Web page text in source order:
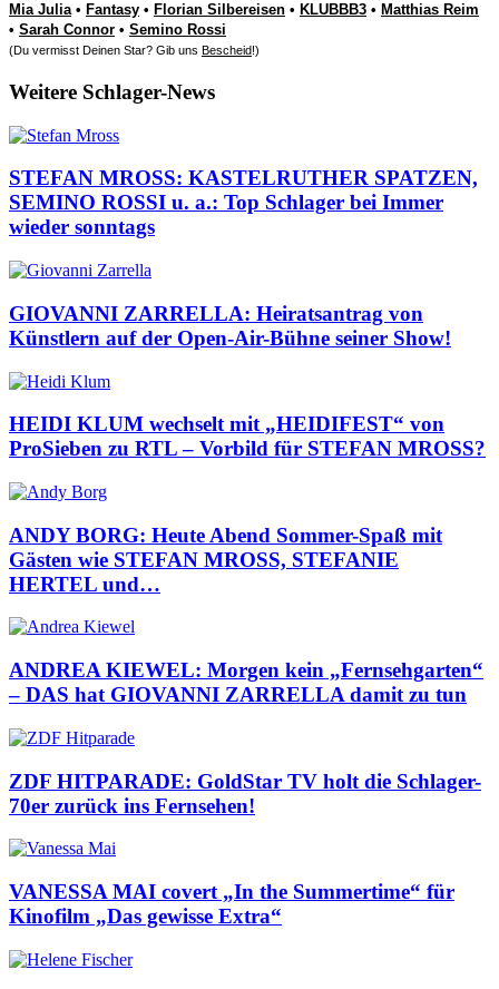
Mia Julia• Fantasy • Florian Silbereisen • KLUBBB3 • Matthias Reim
• Sarah Connor • Semino Rossi
(Du vermisst Deinen Star? Gib uns Bescheid!)
Weitere Schlager-News
STEFAN MROSS: KASTELRUTHER SPATZEN,
SEMINO ROSSI u. a.: Top Schlager bei Immer
wieder sonntags
GIOVANNI ZARRELLA: Heiratsantrag von
Künstlern auf der Open-Air-Bühne seiner Show!
HEIDI KLUM wechselt mit „HEIDIFEST“ von
ProSieben zu RTL – Vorbild für STEFAN MROSS?
ANDY BORG: Heute Abend Sommer-Spaß mit
Gästen wie STEFAN MROSS, STEFANIE
HERTEL und…
ANDREA KIEWEL: Morgen kein „Fernsehgarten“
– DAS hat GIOVANNI ZARRELLA damit zu tun
ZDF HITPARADE: GoldStar TV holt die Schlager-
70er zurück ins Fernsehen!
VANESSA MAI covert „In the Summertime“ für
Kinofilm „Das gewisse Extra“